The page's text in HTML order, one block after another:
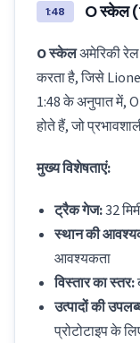
1:48 O स्केल
O स्केलअमेरिकी रेल
करता है, जिसे Lionel
1:48 के अनुपात में,
होते हैं, जो
मुख्य विशेषताएं:
ट्रैक गेज:32
स्थान की
आवश्यकता
विस्तार का स्तर:
उत्पादों की
प्रोटोटाइप के